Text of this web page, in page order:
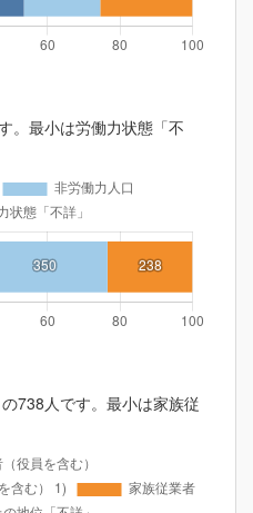
。最小は労働力状態「不
738人です。最小は家族従